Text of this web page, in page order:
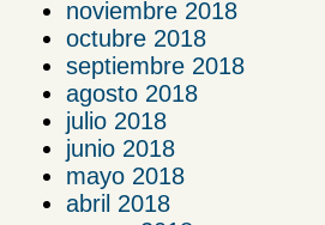
noviembre 2018
octubre 2018
septiembre 2018
agosto 2018
julio 2018
junio 2018
mayo 2018
abril 2018